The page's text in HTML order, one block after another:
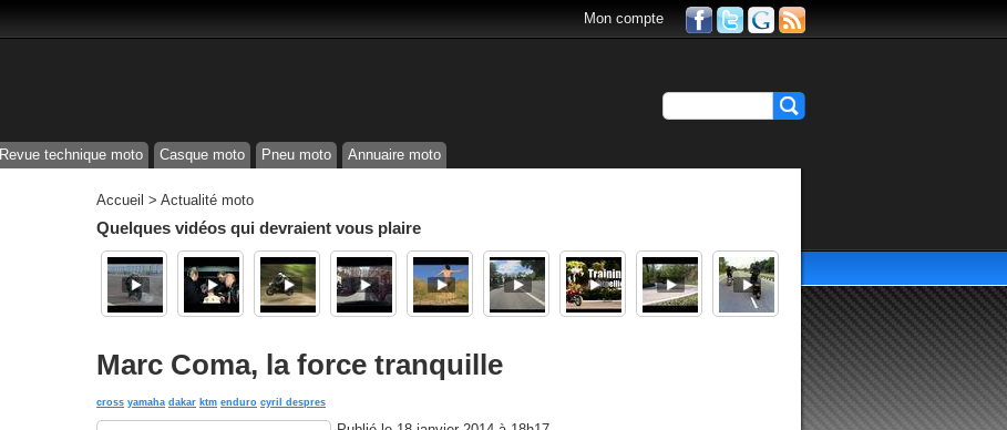
Mon compte
Revue technique moto Casque moto Pneu moto Annuaire moto
Accueil > Actualité moto
Quelques vidéos qui devraient vous plaire
Marc Coma, la force tranquille
cross yamaha dakar ktm enduro cyril despres